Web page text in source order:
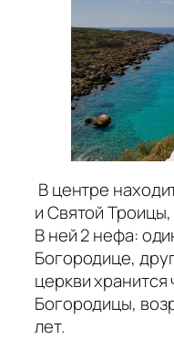
В центре
и Святой
В ней 2 нефа:
Богородице,
церкви
Богородицы,
лет.